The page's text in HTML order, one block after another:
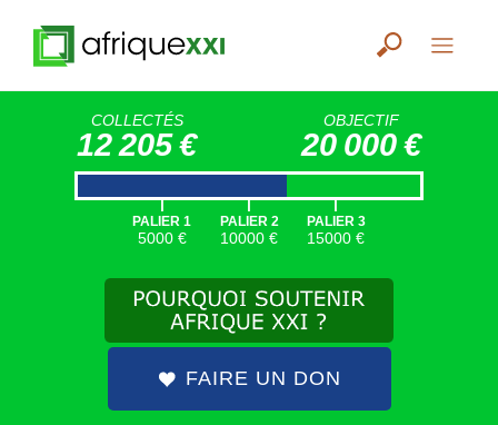
COLLECTÉS
12 205 €
OBJECTIF
20 000 €
|
PALIER 1
5000 €
|
PALIER 2
10000 €
|
PALIER 3
15000 €
FAIRE UN DON